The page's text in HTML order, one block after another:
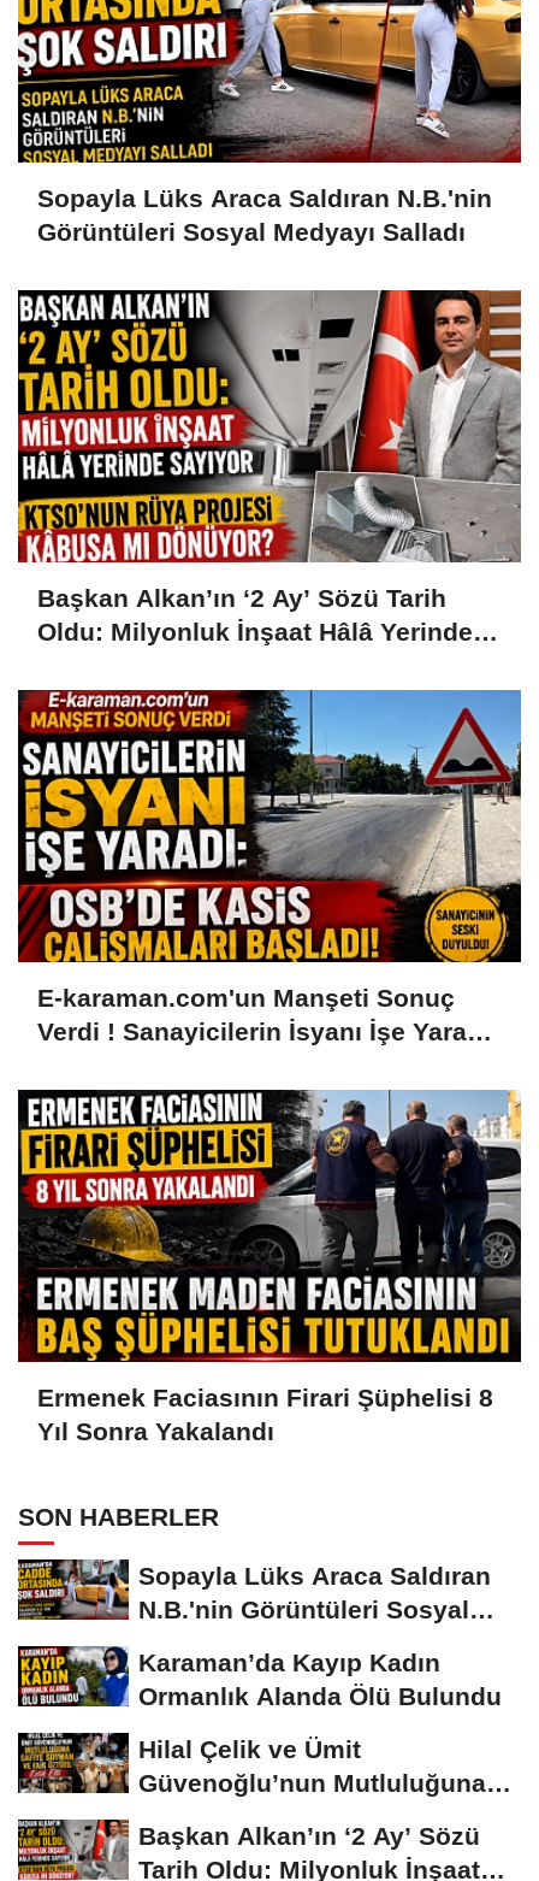
Sopayla Lüks Araca Saldıran N.B.'nin
Görüntüleri Sosyal Medyayı Salladı
Başkan Alkan’ın ‘2 Ay’ Sözü Tarih
Oldu: Milyonluk İnşaat Hâlâ Yerinde
E-karaman.com'un Manşeti Sonuç
Verdi ! Sanayicilerin İsyanı İşe Yaradı:
Ermenek Faciasının Firari Şüphelisi 8
Yıl Sonra Yakalandı
SON HABERLER
Sopayla Lüks Araca Saldıran
N.B.'nin Görüntüleri Sosyal
Karaman’da Kayıp Kadın
Ormanlık Alanda Ölü Bulundu
Hilal Çelik ve Ümit
Güvenoğlu’nun Mutluluğuna
Başkan Alkan’ın ‘2 Ay’ Sözü
Tarih Oldu: Milyonluk İnşaat